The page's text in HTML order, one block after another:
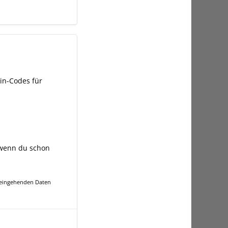
Codes für
du schon
Daten